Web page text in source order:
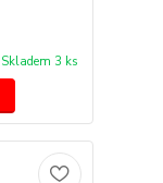
Skladem 3 ks